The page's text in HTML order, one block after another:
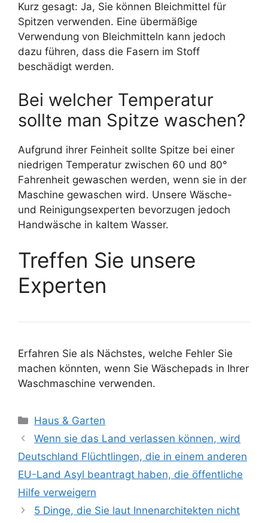
Kurz gesagt: Ja, Sie können Bleichmittel für
Spitzen verwenden. Eine übermäßige
Verwendung von Bleichmitteln kann jedoch
dazu führen, dass die Fasern im Stoff
beschädigt werden.
Bei welcher Temperatur
sollte man Spitze waschen?
Aufgrund ihrer Feinheit sollte Spitze bei einer
niedrigen Temperatur zwischen 60 und 80°
Fahrenheit gewaschen werden, wenn sie in der
Maschine gewaschen wird. Unsere Wäsche-
und Reinigungsexperten bevorzugen jedoch
Handwäsche in kaltem Wasser.
Treffen Sie unsere
Experten
Erfahren Sie als Nächstes, welche Fehler Sie
machen könnten, wenn Sie Wäschepads in Ihrer
Waschmaschine verwenden.
Kategorien
Haus & Garten
Wenn sie das Land verlassen können, wird
Deutschland Flüchtlingen, die in einem anderen
EU-Land Asyl beantragt haben, die öffentliche
Hilfe verweigern
5 Dinge, die Sie laut Innenarchitekten nicht